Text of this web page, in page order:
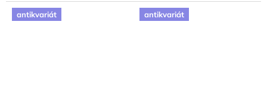
antikvariát antikvariát